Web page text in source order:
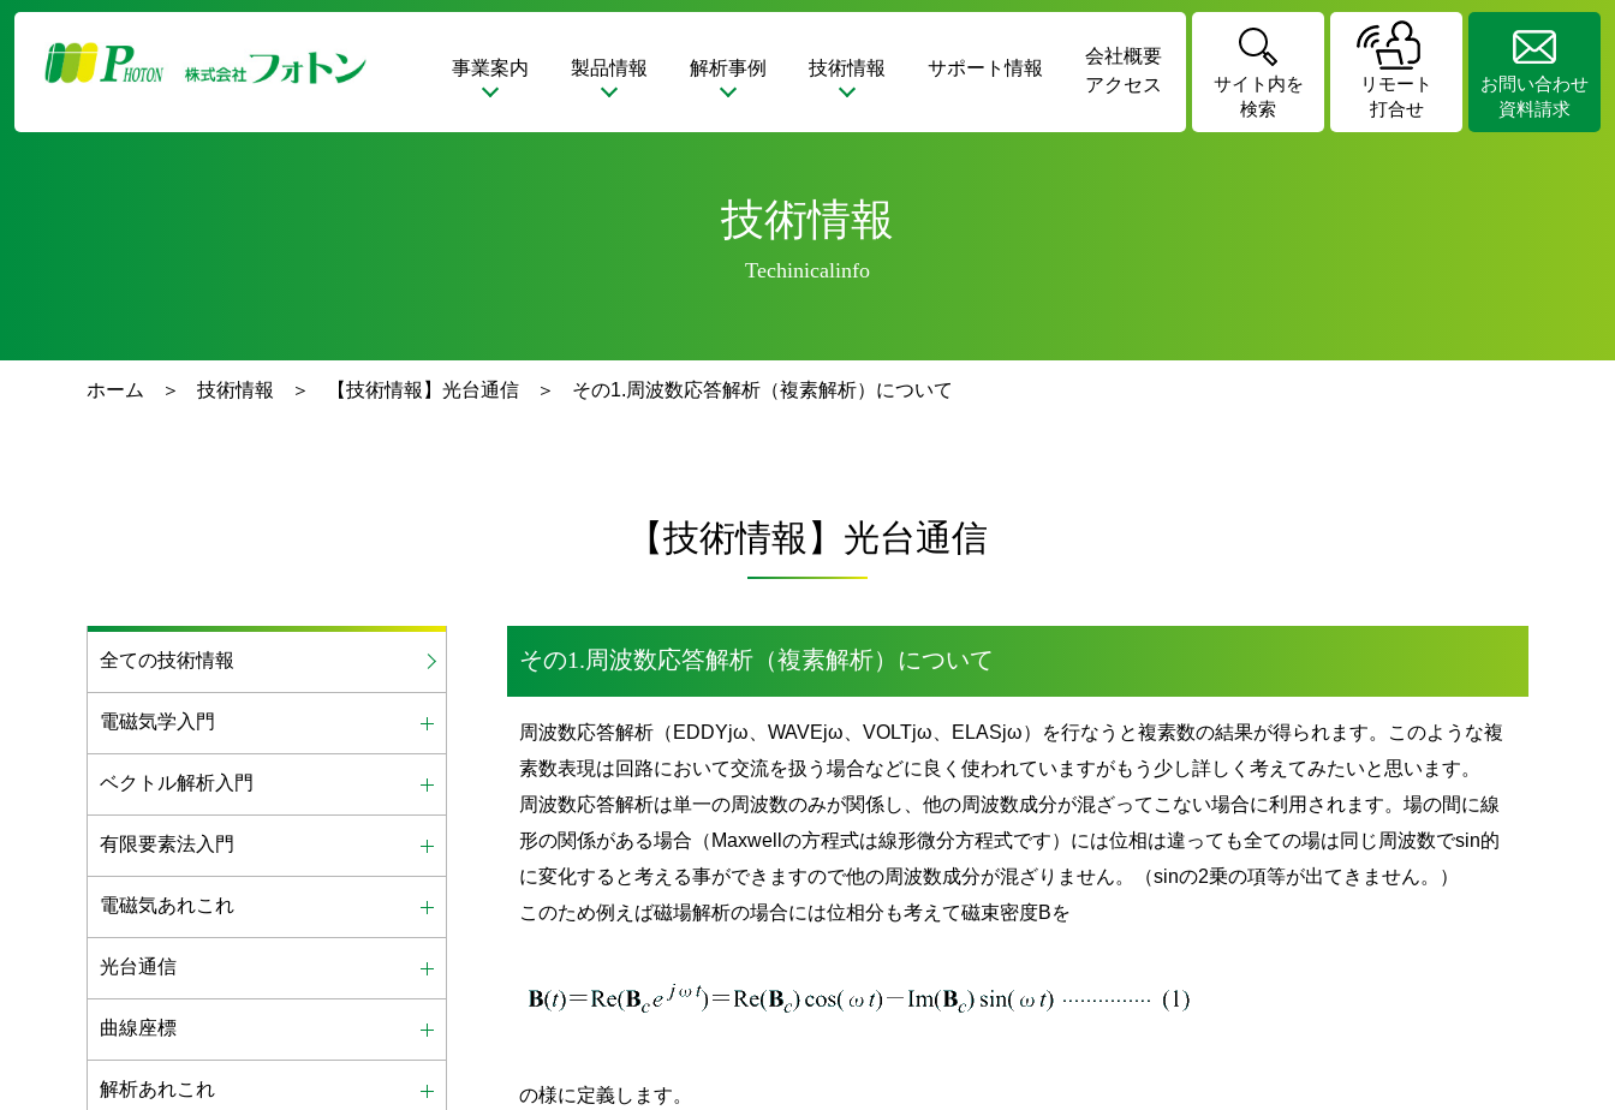
事業案内 製品情報 解析事例 技術情報 サポート情報
会社概要
アクセス
サイト内を
検索
リモート
打合せ
お問い合わせ
資料請求
技術情報
Techinicalinfo
ホーム 技術情報 【技術情報】光台通信 その1.周波数応答解析（複素解析）について
【技術情報】光台通信
その1.周波数応答解析（複素解析）について
周波数応答解析（EDDYjω、WAVEjω、VOLTjω、ELASjω）を行なうと複素数の結果が得られます。このような複
素数表現は回路において交流を扱う場合などに良く使われていますがもう少し詳しく考えてみたいと思います。
周波数応答解析は単一の周波数のみが関係し、他の周波数成分が混ざってこない場合に利用されます。場の間に線
形の関係がある場合（Maxwellの方程式は線形微分方程式です）には位相は違っても全ての場は同じ周波数でsin的
に変化すると考える事ができますので他の周波数成分が混ざりません。（sinの2乗の項等が出てきません。）
このため例えば磁場解析の場合には位相分も考えて磁束密度Bを
の様に定義します。
全ての技術情報
電磁気学入門
ベクトル解析入門
有限要素法入門
電磁気あれこれ
光台通信
曲線座標
解析あれこれ